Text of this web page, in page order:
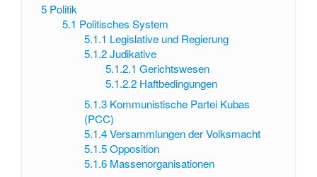
5 Politik
5.1 Politisches System
5.1.1 Legislative und Regierung
5.1.2 Judikative
5.1.2.1 Gerichtswesen
5.1.2.2 Haftbedingungen
5.1.3 Kommunistische Partei Kubas
(PCC)
5.1.4 Versammlungen der Volksmacht
5.1.5 Opposition
5.1.6 Massenorganisationen